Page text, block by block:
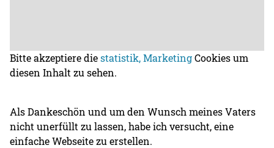
Bitte akzeptiere diestatistik, MarketingCookies um
diesen Inhalt zu sehen.
Als Dankeschön und um den Wunsch meines Vaters
nicht unerfüllt zu lassen, habe ich versucht, eine
einfache Webseite zu erstellen.